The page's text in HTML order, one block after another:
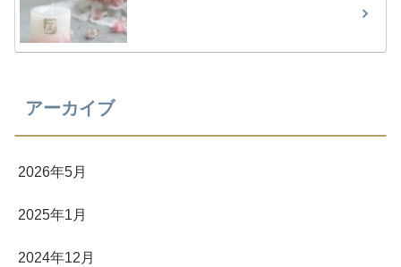
アーカイブ
2026年5月
2025年1月
2024年12月